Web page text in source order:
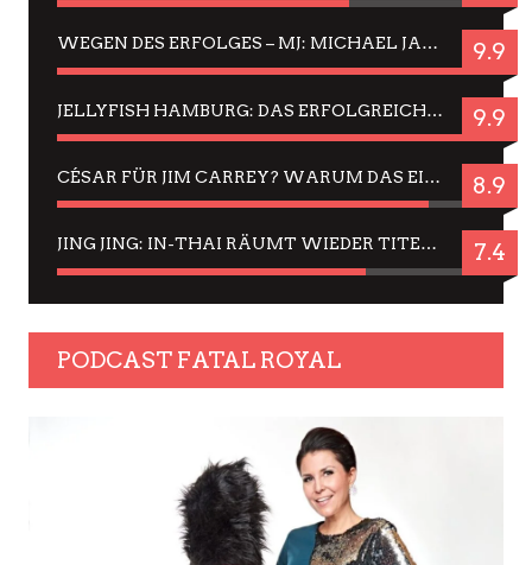
WEGEN DES ERFOLGES – MJ: MICHAEL JACKSON MUSICAL IN EINER MATINEE SEHEN 9.9
JELLYFISH HAMBURG: DAS ERFOLGREICHE SOMMER-MENÜ 2025 IN GEFÜHLEN UND BILDERN 9.9
CÉSAR FÜR JIM CARREY? WARUM DAS EINER DER NERVIGSTEN ACTORS IST UND BLEIBT 8.9
JING JING: IN-THAI RÄUMT WIEDER TITEL AB – EIN ZWEI-STUNDEN-ERLEBNISBERICHT 7.4
PODCAST FATAL ROYAL